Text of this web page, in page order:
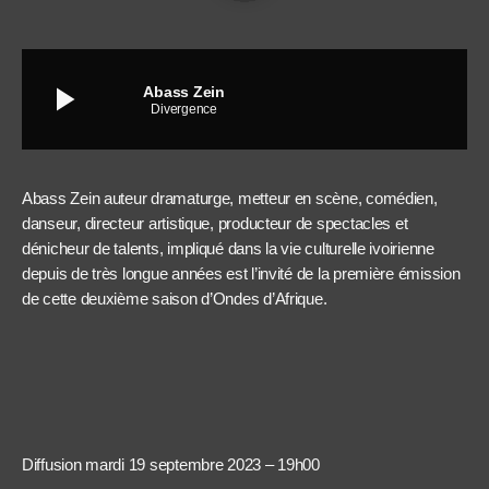
play_arrow Abass Zein
Divergence
Abass Zein auteur dramaturge, metteur en scène, comédien,
danseur, directeur artistique, producteur de spectacles et
dénicheur de talents, impliqué dans la vie culturelle ivoirienne
depuis de très longue années est l’invité de la première émission
de cette deuxième saison d’Ondes d’Afrique.
Diffusion mardi 19 septembre 2023 – 19h00